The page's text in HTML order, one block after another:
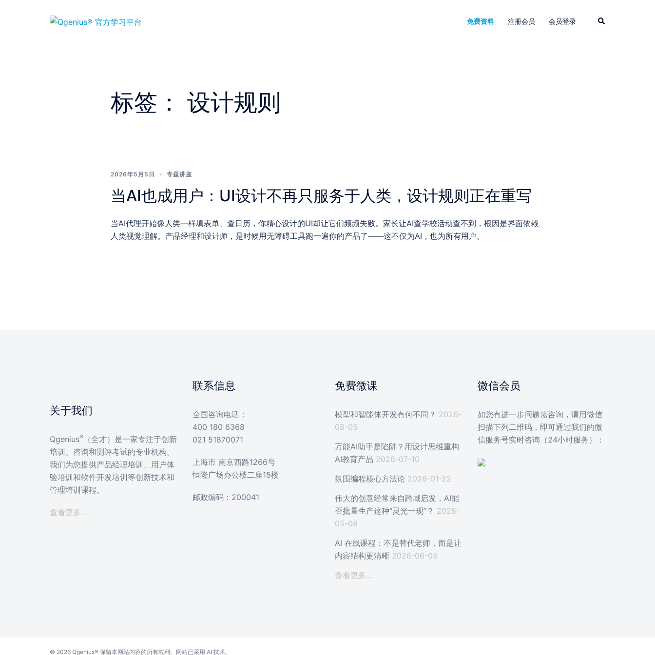
免费资料 注册会员 会员登录 Search
标签： 设计规则
2026年5月5日 专题讲座
当AI也成用户：UI设计不再只服务于人类，设计规则正在重写
当AI代理开始像人类一样填表单、查日历，你精心设计的UI却让它们频频失败。家长让AI查学校活动查不到，根因是界面依赖
人类视觉理解。产品经理和设计师，是时候用无障碍工具跑一遍你的产品了——这不仅为AI，也为所有用户。
关于我们
Qgenius®
（全才）是一家专注于创新
培训、咨询和测评考试的专业机构。
我们为您提供产品经理培训、用户体
验培训和软件开发培训等创新技术和
管理培训课程。
查看更多…
联系信息
全国咨询电话：
400 180 6368
021 51870071
上海市 南京西路1266号
恒隆广场办公楼二座15楼
邮政编码：200041
免费微课
模型和智能体开发有何不同？ 2026-
08-05
万能AI助手是陷阱？用设计思维重构
AI教育产品 2026-07-10
氛围编程核心方法论 2026-01-22
伟大的创意经常来自跨域启发，AI能
否批量生产这种“灵光一现”？ 2026-
05-08
AI 在线课程：不是替代老师，而是让
内容结构更清晰 2026-06-05
查看更多…
微信会员
如您有进一步问题需咨询，请用微信
扫描下列二维码，即可通过我们的微
信服务号实时咨询（24小时服务）：
© 2026 Qgenius® 保留本网站内容的所有权利。网站已采用 AI 技术。